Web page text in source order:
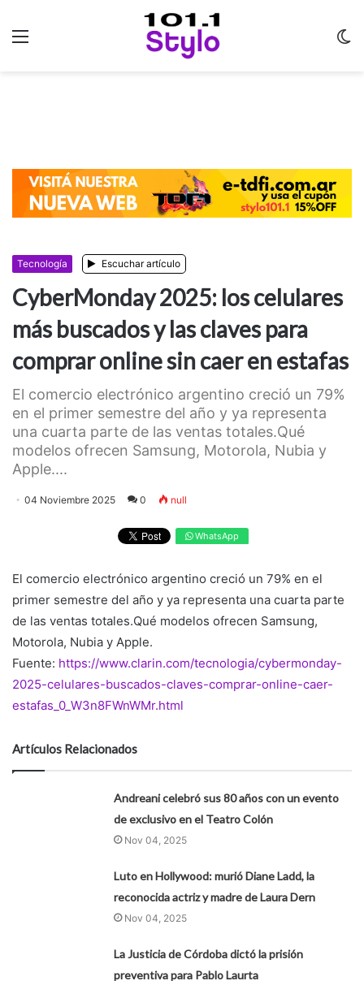
Tecnología Escuchar artículo
CyberMonday 2025: los celulares
más buscados y las claves para
comprar online sin caer en estafas
El comercio electrónico argentino creció un 79%
en el primer semestre del año y ya representa
una cuarta parte de las ventas totales.Qué
modelos ofrecen Samsung, Motorola, Nubia y
Apple....
04 Noviembre 2025 0 null
WhatsApp
El comercio electrónico argentino creció un 79% en el
primer semestre del año y ya representa una cuarta parte
de las ventas totales.Qué modelos ofrecen Samsung,
Motorola, Nubia y Apple.
Fuente: https://www.clarin.com/tecnologia/cybermonday-
2025-celulares-buscados-claves-comprar-online-caer-
estafas_0_W3n8FWnWMr.html
Artículos Relacionados
Andreani celebró sus 80 años con un evento
de exclusivo en el Teatro Colón
Nov 04, 2025
Luto en Hollywood: murió Diane Ladd, la
reconocida actriz y madre de Laura Dern
Nov 04, 2025
La Justicia de Córdoba dictó la prisión
preventiva para Pablo Laurta